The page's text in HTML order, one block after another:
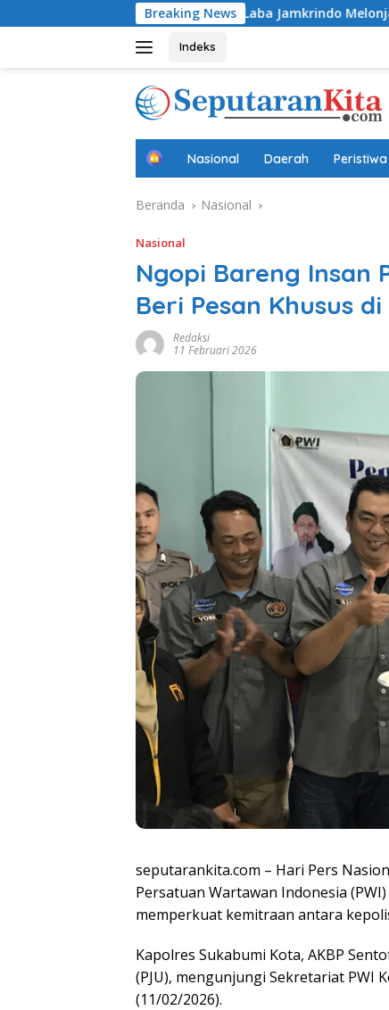
ke
Breaking News
Laba Jamkrindo Melonjak 34,7 Persen
Indeks
B
a
d
Nasional Daerah Peristiwa
Beranda Nasional
Nasional
Ngopi Bareng Insan
Beri Pesan Khusus
Redaksi
11 Februari 2026
seputarankita.com – Hari Pers
Persatuan Wartawan Indonesia
memperkuat kemitraan antara
Kapolres Sukabumi Kota, AKBP
(PJU), mengunjungi Sekretariat PWI
(11/02/2026).